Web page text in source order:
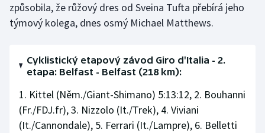
způsobila, že růžový dres od Sveina Tufta přebírá jeho
týmový kolega, dnes osmý Michael Matthews.
Cyklistický etapový závod Giro d'Italia - 2.
etapa: Belfast - Belfast (218 km):
1. Kittel (Něm./Giant-Shimano) 5:13:12, 2. Bouhanni
(Fr./FDJ.fr), 3. Nizzolo (It./Trek), 4. Viviani
(It./Cannondale), 5. Ferrari (It./Lampre), 6. Belletti